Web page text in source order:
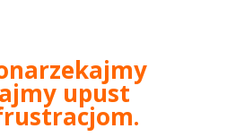
upust